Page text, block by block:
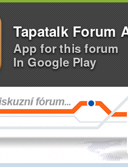
Tapatalk Forum
App for this forum
In Google Play